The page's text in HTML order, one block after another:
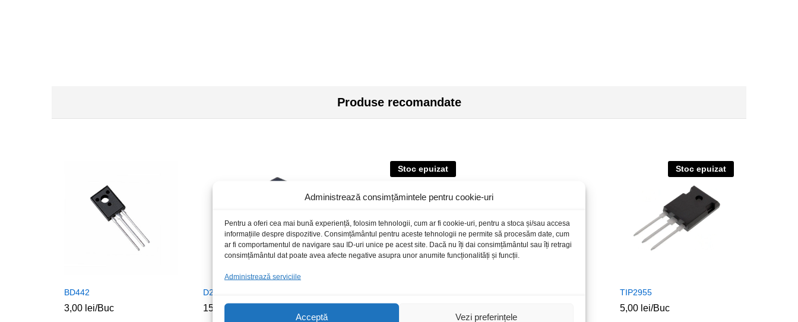
Administrează consimțămintele pentru cookie-uri
Pentru a oferi cea mai bună experiență, folosim tehnologii, cum ar fi cookie-uri, pentru a stoca și/sau accesa
informațiile despre dispozitive. Consimțământul pentru aceste tehnologii ne permite să procesăm date, cum
ar fi comportamentul de navigare sau ID-uri unice pe acest site. Dacă nu îți dai consimțământul sau îți retragi
consimțământul dat poate avea afecte negative asupra unor anumite funcționalități și funcții.
Administrează serviciile
Acceptă Vezi preferințele
Produse recomandate
BD442
3,00 lei/Buc
D209L
15,00
Stoc epuizat Stoc epuizat
TIP2955
5,00 lei/Buc